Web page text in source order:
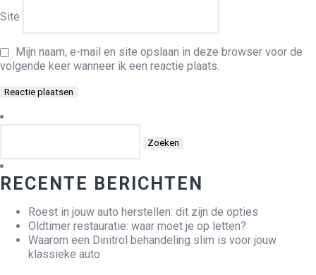
Site
Mijn naam, e-mail en site opslaan in deze browser voor de
volgende keer wanneer ik een reactie plaats.
RECENTE BERICHTEN
Roest in jouw auto herstellen: dit zijn de opties
Oldtimer restauratie: waar moet je op letten?
Waarom een Dinitrol behandeling slim is voor jouw
klassieke auto